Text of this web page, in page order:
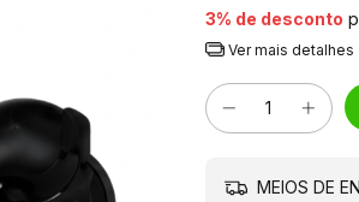
3% de desconto
Ver mais detalhes
MEIOS DE